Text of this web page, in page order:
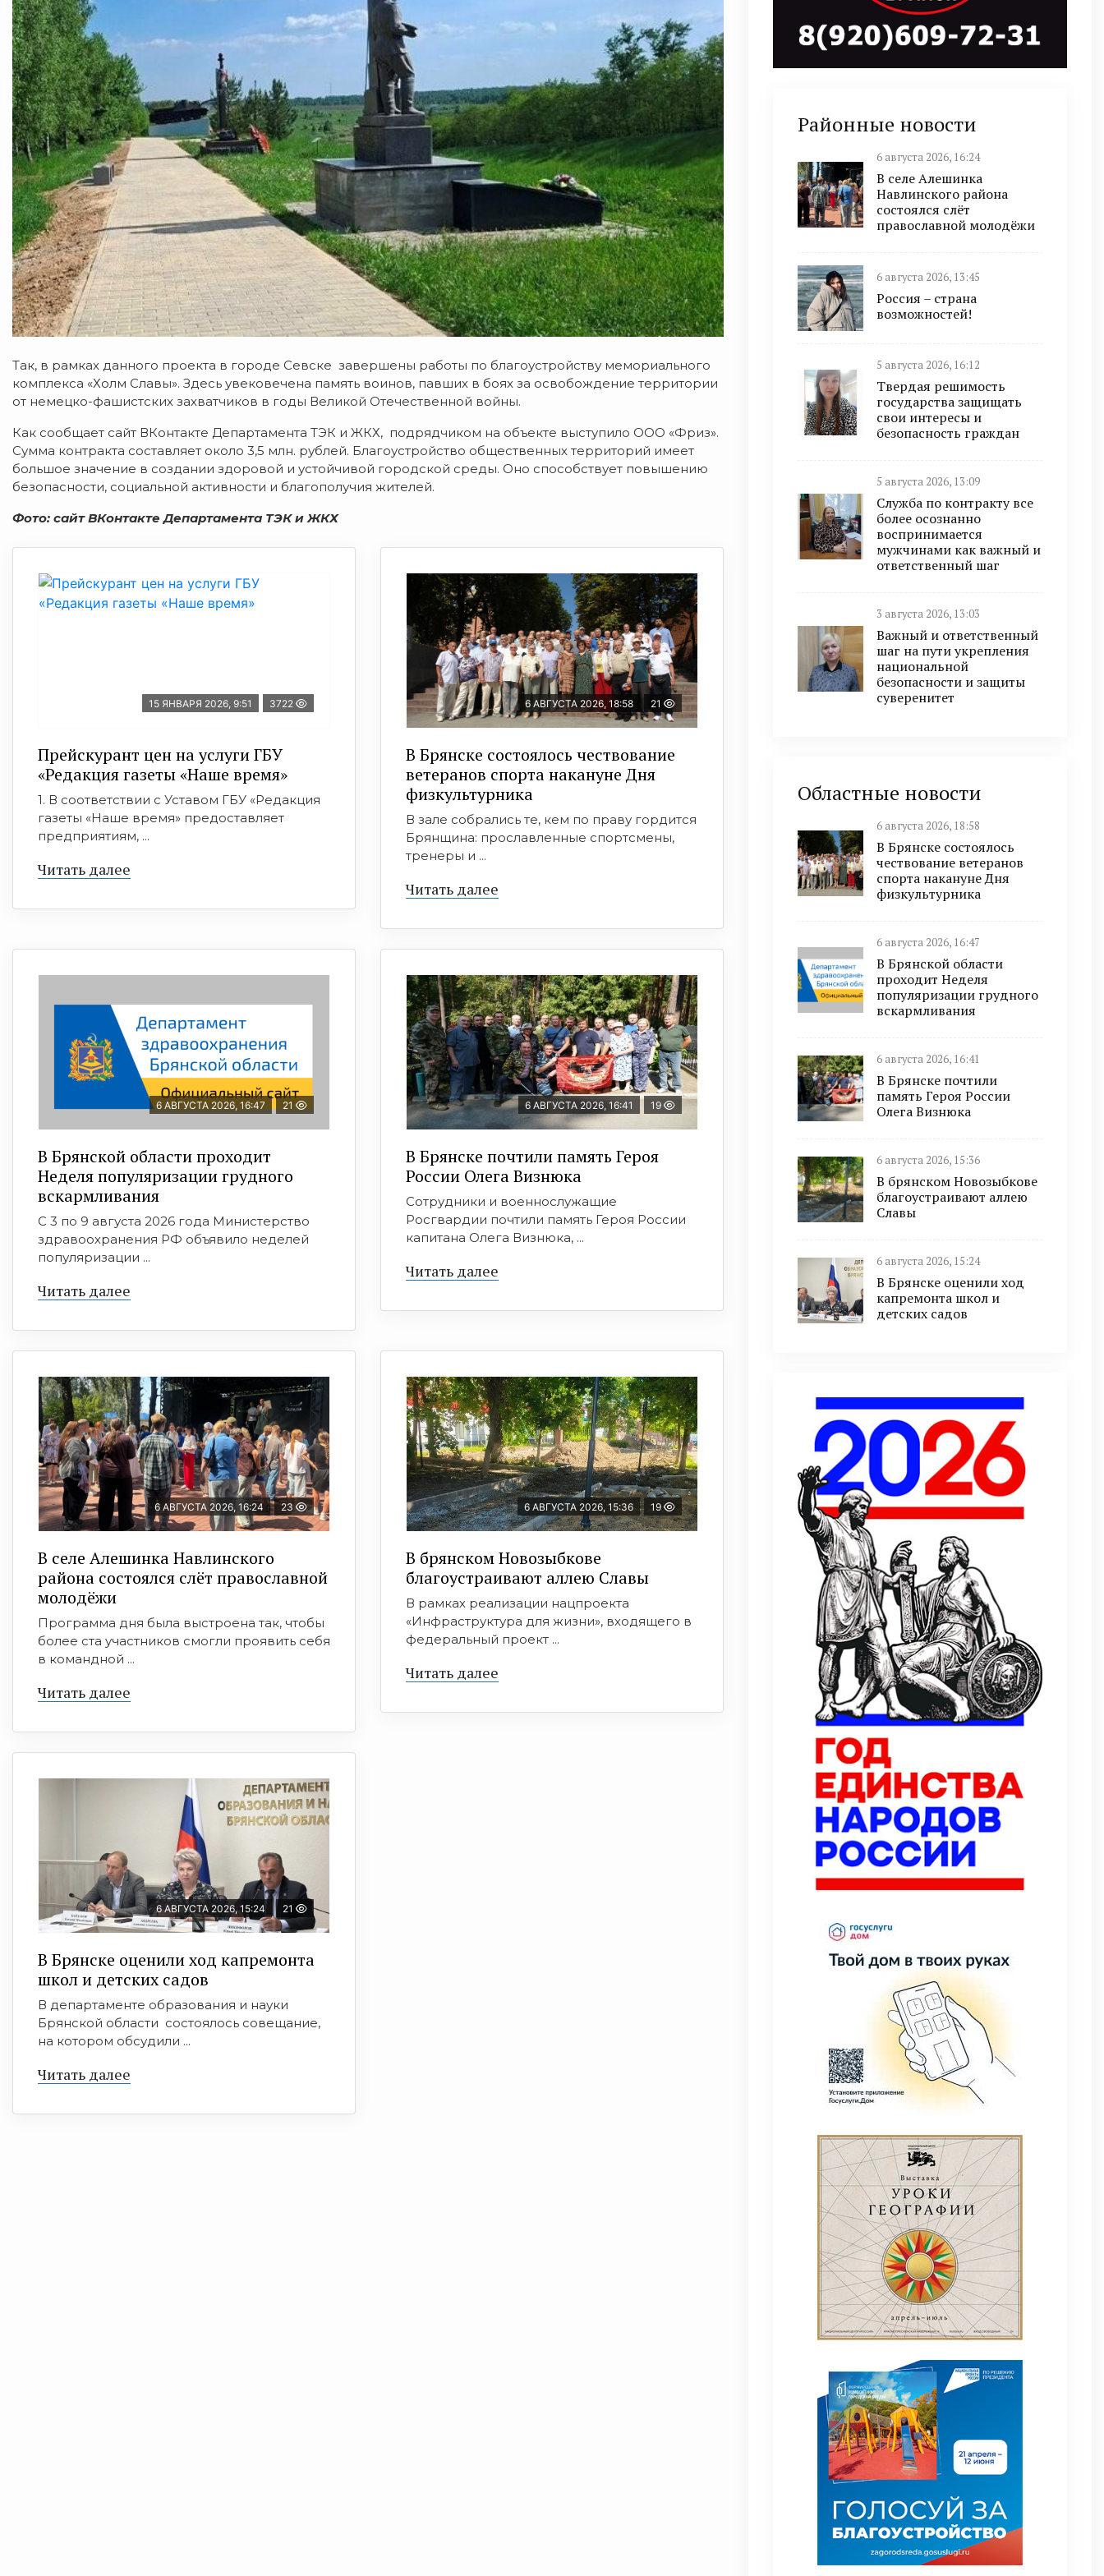
Так, в рамках данного проекта в городе Севске завершены работы по благоустройству мемориального
комплекса «Холм Славы». Здесь увековечена память воинов, павших в боях за освобождение территории
от немецко-фашистских захватчиков в годы Великой Отечественной войны.
Как сообщает сайт ВКонтакте Департамента ТЭК и ЖКХ, подрядчиком на объекте выступило ООО «Фриз».
Сумма контракта составляет около 3,5 млн. рублей. Благоустройство общественных территорий имеет
большое значение в создании здоровой и устойчивой городской среды. Оно способствует повышению
безопасности, социальной активности и благополучия жителей.
Фото: сайт ВКонтакте Департамента ТЭК и ЖКХ
15 ЯНВАРЯ 2026, 9:51 3722
Прейскурант цен на услуги ГБУ
«Редакция газеты «Наше время»
1. В соответствии с Уставом ГБУ «Редакция
газеты «Наше время» предоставляет
предприятиям, ...
Читать далее
6 АВГУСТА 2026, 18:58 21
В Брянске состоялось чествование
ветеранов спорта накануне Дня
физкультурника
В зале собрались те, кем по праву гордится
Брянщина: прославленные спортсмены,
тренеры и ...
Читать далее
6 АВГУСТА 2026, 16:47 21
В Брянской области проходит
Неделя популяризации грудного
вскармливания
С 3 по 9 августа 2026 года Министерство
здравоохранения РФ объявило неделей
популяризации ...
Читать далее
6 АВГУСТА 2026, 16:41 19
В Брянске почтили память Героя
России Олега Визнюка
Сотрудники и военнослужащие
Росгвардии почтили память Героя России
капитана Олега Визнюка, ...
Читать далее
6 АВГУСТА 2026, 16:24 23
В селе Алешинка Навлинского
района состоялся слёт православной
молодёжи
Программа дня была выстроена так, чтобы
более ста участников смогли проявить себя
в командной ...
Читать далее
6 АВГУСТА 2026, 15:36 19
В брянском Новозыбкове
благоустраивают аллею Славы
В рамках реализации нацпроекта
«Инфраструктура для жизни», входящего в
федеральный проект ...
Читать далее
6 АВГУСТА 2026, 15:24 21
В Брянске оценили ход капремонта
школ и детских садов
В департаменте образования и науки
Брянской области состоялось совещание,
на котором обсудили ...
Читать далее
Районные новости
6 августа 2026, 16:24
В селе Алешинка
Навлинского района
состоялся слёт
православной молодёжи
6 августа 2026, 13:45
Россия – страна
возможностей!
5 августа 2026, 16:12
Твердая решимость
государства защищать
свои интересы и
безопасность граждан
5 августа 2026, 13:09
Служба по контракту все
более осознанно
воспринимается
мужчинами как важный и
ответственный шаг
3 августа 2026, 13:03
Важный и ответственный
шаг на пути укрепления
национальной
безопасности и защиты
суверенитет
Областные новости
6 августа 2026, 18:58
В Брянске состоялось
чествование ветеранов
спорта накануне Дня
физкультурника
6 августа 2026, 16:47
В Брянской области
проходит Неделя
популяризации грудного
вскармливания
6 августа 2026, 16:41
В Брянске почтили
память Героя России
Олега Визнюка
6 августа 2026, 15:36
В брянском Новозыбкове
благоустраивают аллею
Славы
6 августа 2026, 15:24
В Брянске оценили ход
капремонта школ и
детских садов